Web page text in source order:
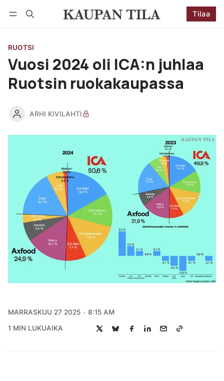
Tilaa
RUOTSI
Vuosi 2024 oli ICA:n juhlaa
Ruotsin ruokakaupassa
ARHI KIVILAHTI
MARRASKUU 27 2025 8:15 AM
1 MIN LUKUAIKA